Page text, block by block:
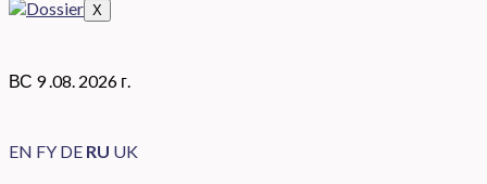
X
ВС 9 .08. 2026 г.
EN FY DE RU UK